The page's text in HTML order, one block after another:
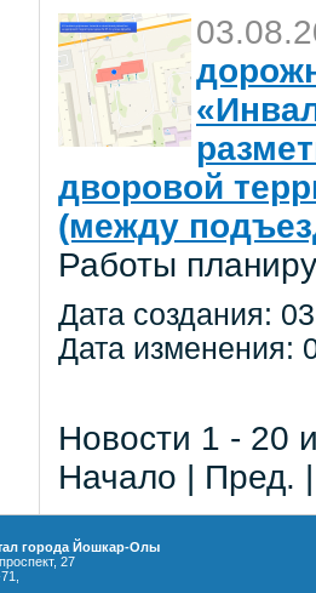
дворовой
(между
Работы
Дата создания:
Дата изменения:
Новости 1 - 20
Начало | Пред.
города Йошкар-Олы
27